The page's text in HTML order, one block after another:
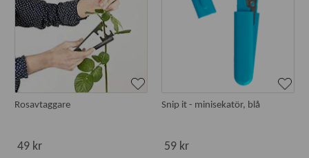
Rosavtaggare
49 kr
Snip it - minisekatör, blå
59 kr